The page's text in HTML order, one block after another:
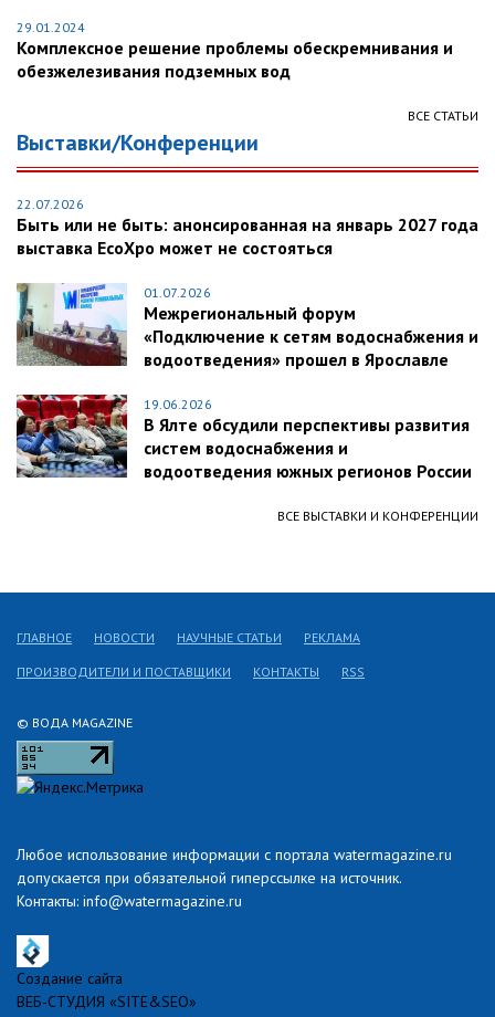
29.01.2024
Комплексное решение проблемы обескремнивания и
обезжелезивания подземных вод
ВСЕ СТАТЬИ
Выставки/Конференции
22.07.2026
Быть или не быть: анонсированная на январь 2027 года
выставка EcoXpo может не состояться
01.07.2026
Межрегиональный форум
«Подключение к сетям водоснабжения и
водоотведения» прошел в Ярославле
19.06.2026
В Ялте обсудили перспективы развития
систем водоснабжения и
водоотведения южных регионов России
ВСЕ ВЫСТАВКИ И КОНФЕРЕНЦИИ
© ВОДА MAGAZINE
Любое использование информации с портала watermagazine.ru
допускается при обязательной гиперссылке на источник.
Контакты: info@watermagazine.ru
ГЛАВНОЕ НОВОСТИ НАУЧНЫЕ СТАТЬИ РЕКЛАМА
ПРОИЗВОДИТЕЛИ И ПОСТАВЩИКИ КОНТАКТЫ RSS
Создание сайта
ВЕБ-СТУДИЯ «SITE&SEO»